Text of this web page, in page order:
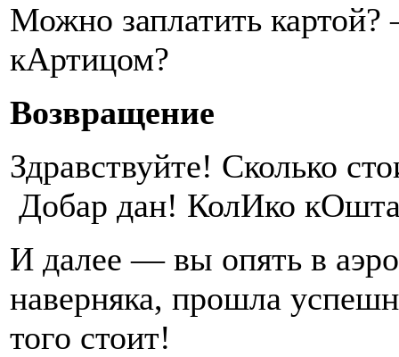
Можно заплатить
кАртицом?
Возвращение
Здравствуйте! Сколько
Добар дан! КолИко кОшта
И далее — вы опять в
наверняка, прошла
того стоит!